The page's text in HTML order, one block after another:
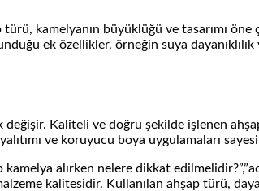
kamelyanın büyüklüğü ve tasarımı
ek özellikler, örneğin suya
Kaliteli ve doğru şekilde işlenen
ve koruyucu boya uygulamaları
kamelya alırken nelere dikkat
kalitesidir. Kullanılan ahşap türü,